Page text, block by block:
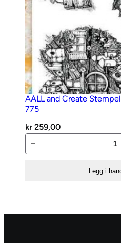
AALL and Create
775
kr 259,00
and
Home-
−
Legg i